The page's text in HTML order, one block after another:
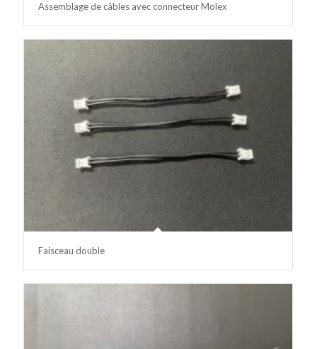
Assemblage de câbles avec connecteur Molex
Faisceau double